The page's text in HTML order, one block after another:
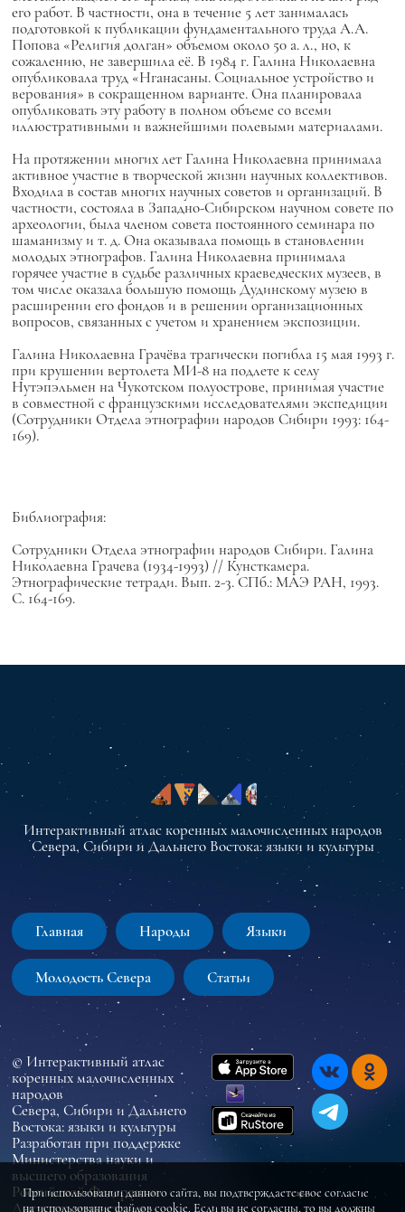
его работ. В частности, она в течение 5 лет занималась
подготовкой к публикации фундаментального труда А.А.
Попова «Религия долган» объемом около 50 а. л., но, к
сожалению, не завершила её. В 1984 г. Галина Николаевна
опубликовала труд «Нганасаны. Социальное устройство и
верования» в сокращенном варианте. Она планировала
опубликовать эту работу в полном объеме со всеми
иллюстративными и важнейшими полевыми материалами.
На протяжении многих лет Галина Николаевна принимала
активное участие в творческой жизни научных коллективов.
Входила в состав многих научных советов и организаций. В
частности, состояла в Западно-Сибирском научном совете по
археологии, была членом совета постоянного семинара по
шаманизму и т. д. Она оказывала помощь в становлении
молодых этнографов. Галина Николаевна принимала
горячее участие в судьбе различных краеведческих музеев, в
том числе оказала большую помощь Дудинскому музею в
расширении его фондов и в решении организационных
вопросов, связанных с учетом и хранением экспозиции.
Галина Николаевна Грачёва трагически погибла 15 мая 1993 г.
при крушении вертолета МИ-8 на подлете к селу
Нутэпэльмен на Чукотском полуострове, принимая участие
в совместной с французскими исследователями экспедиции
(Сотрудники Отдела этнографии народов Сибири 1993: 164-
169).
Библиография:
Сотрудники Отдела этнографии народов Сибири. Галина
Николаевна Грачева (1934-1993) // Кунсткамера.
Этнографические тетради. Вып. 2-3. СПб.: МАЭ РАН, 1993.
С. 164-169.
Интерактивный атлас коренных малочисленных народов
Севера, Сибири и Дальнего Востока: языки и культуры
Главная Народы Языки
Молодость Севера Статьи
© Интерактивный атлас
коренных малочисленных
народов
Севера, Сибири и Дальнего
Востока: языки и культуры
Разработан при поддержке
Министерства науки и
высшего образования
Российской Федерации
Доступ к сервису для
При использовании данного сайта, вы подтверждаете свое согласие
на использование файлов cookie. Если вы не согласны, то вы должны